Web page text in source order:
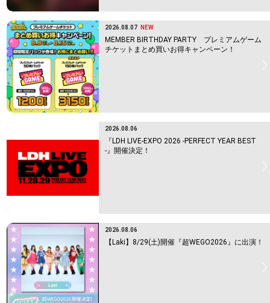
2026.08.07 NEW
MEMBER BIRTHDAY PARTY プレミアムゲーム
チケットまとめ買いお得キャンペーン！
2026.08.06
『LDH LIVE-EXPO 2026 -PERFECT YEAR BEST
-』開催決定！
2026.08.06
【Laki】8/29(土)開催『超WEGO2026』に出演！